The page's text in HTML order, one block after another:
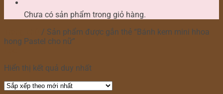
Chưa có sản phẩm trong giỏ hàng.
/ Sản phẩm được gắn thẻ “Bánh kem mini hhoa
hong Pastel cho nữ”
Hiển thị kết quả duy nhất